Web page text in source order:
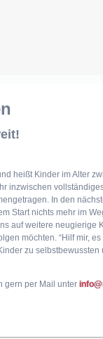
heißt Kinder im Alter
inzwischen
In den
Start nichts mehr im
auf weitere neugierige
möchten. “Hilf mir,
zu selbstbewussten
gern per Mail unter